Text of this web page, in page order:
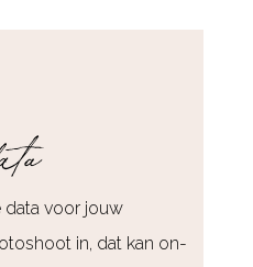
data voor jouw
in, dat kan on-